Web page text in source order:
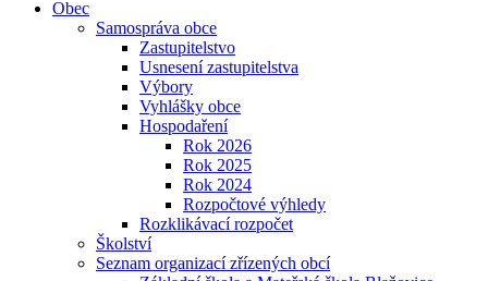
Obec
Samospráva obce
Zastupitelstvo
Usnesení zastupitelstva
Výbory
Vyhlášky obce
Hospodaření
Rok 2026
Rok 2025
Rok 2024
Rozpočtové výhledy
Rozklikávací rozpočet
Školství
Seznam organizací zřízených obcí